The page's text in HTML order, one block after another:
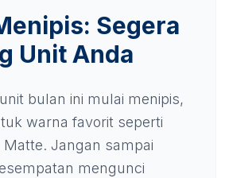
Segera
Unit Anda
bulan ini mulai menipis,
warna favorit seperti
Matte. Jangan sampai
mengunci